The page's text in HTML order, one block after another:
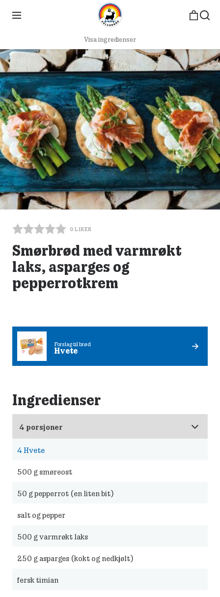
Visa ingredienser
0 LIKER
Smørbrød med varmrøkt
laks, asparges og
pepperrotkrem
Forslag til brød
Hvete
Ingredienser
4Hvete
500 g smøreost
50 g pepperrot (en liten bit)
salt og pepper
500 g varmrøkt laks
250 g asparges (kokt og nedkjølt)
fersk timian